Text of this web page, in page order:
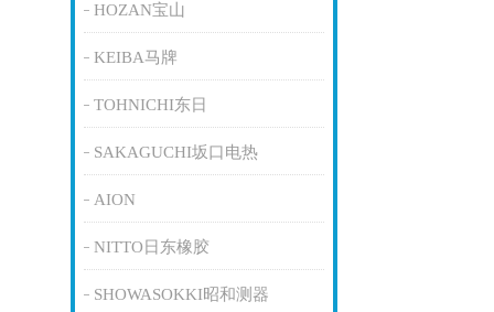
HOZAN宝山
KEIBA马牌
TOHNICHI东日
SAKAGUCHI坂口电热
AION
NITTO日东橡胶
SHOWASOKKI昭和测器